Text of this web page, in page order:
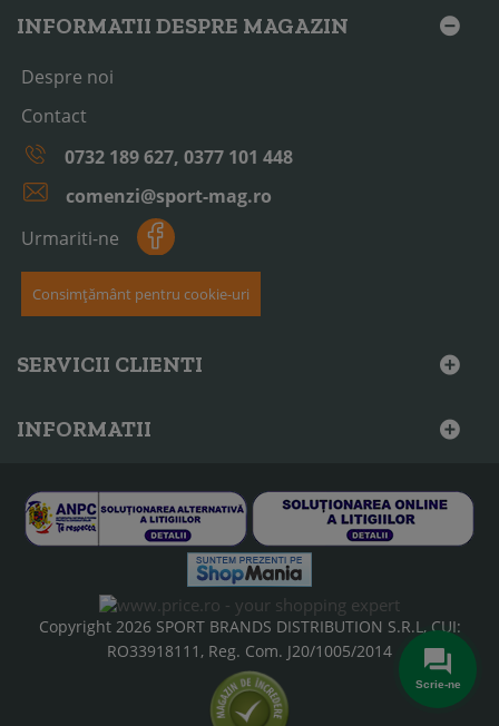
INFORMATII DESPRE MAGAZIN
Despre noi
Contact
0732 189 627, 0377 101 448
comenzi@sport-mag.ro
Urmariti-ne
Consimțământ pentru cookie-uri
SERVICII CLIENTI
INFORMATII
Scrie-ne
Copyright 2026 SPORT BRANDS DISTRIBUTION S.R.L, CUI:
RO33918111, Reg. Com. J20/1005/2014